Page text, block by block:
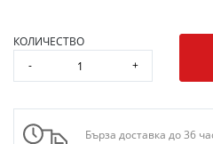
КОЛИЧЕСТВО
-
+
Бърза доставка до 36